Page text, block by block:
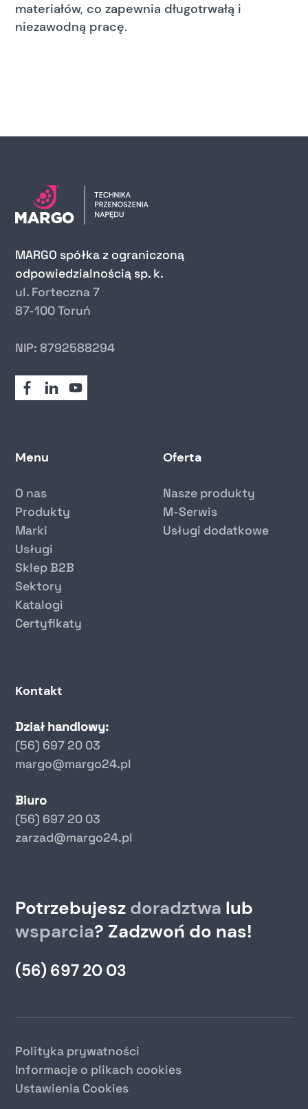
materiałów, co zapewnia długotrwałą i
niezawodną pracę.
MARGO spółka z ograniczoną
odpowiedzialnością sp. k.
ul. Forteczna 7
87-100 Toruń
NIP: 8792588294
Menu
O nas
Produkty
Marki
Usługi
Sklep B2B
Sektory
Katalogi
Certyfikaty
Oferta
Nasze produkty
M-Serwis
Usługi dodatkowe
Kontakt
Dział handlowy:
(56) 697 20 03
margo@margo24.pl
Biuro
(56) 697 20 03
zarzad@margo24.pl
Potrzebujesz doradztwa lub
wsparcia? Zadzwoń do nas!
(56) 697 20 03
Polityka prywatności
Informacje o plikach cookies
Ustawienia Cookies